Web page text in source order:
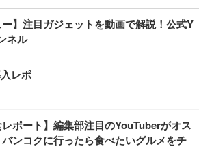
ー】注目ガジェットを動画で解説！公式Y
ネル
レポ
レポート】編集部注目のYouTuberがオス
ンコクに行ったら食べたいグルメをチ